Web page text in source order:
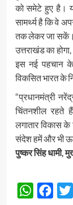
को समेटे हुए है।
सामर्थ्य है कि वे
तक लेकर जा सकें।
उत्तराखंड का
इस नई पहचान
विकसित भारत के
“प्रधानमंत्री
चिंतनशील रहते
लगातार विकास
संदेश हमें और भी
पुष्कर सिंह धामी,
Post